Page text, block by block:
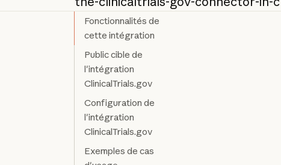
Fonctionnalités de
cette intégration
Public cible de
l'intégration
ClinicalTrials.gov
Configuration de
l'intégration
ClinicalTrials.gov
Exemples de cas